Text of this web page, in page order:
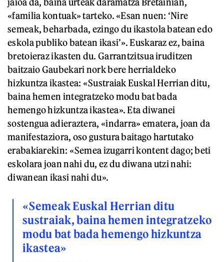
«familia kontuak» tarteko. «Esan nuen: ‘Nire
semeak, beharbada, ezingo du ikastola batean edo
eskola publiko batean ikasi’». Euskaraz ez, baina
bretoieraz ikasten du. Garrantzitsua iruditzen
baitzaio Gaubekari nork bere herrialdeko
hizkuntza ikastea: «Sustraiak Euskal Herrian ditu,
baina hemen integratzeko modu bat bada
hemengo hizkuntza ikastea». Eta diwanei
sostengua adieraztera, «indarra» ematera, joan da
manifestaziora, oso gustura baitago hartutako
erabakiarekin: «Semea izugarri kontent dago; beti
eskolara joan nahi du, ez du diwana utzi nahi:
diwanean ikasi nahi du».
«Semeak Euskal Herrian ditu
sustraiak, baina hemen integratzeko
modu bat bada hemengo hizkuntza
ikastea»